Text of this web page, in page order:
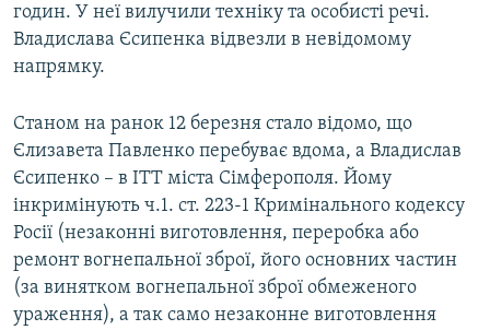
годин. У неї вилучили техніку та особисті речі.
Владислава Єсипенка відвезли в невідомому
напрямку.
Станом на ранок 12 березня стало відомо, що
Єлизавета Павленко перебуває вдома, а Владислав
Єсипенко – в ІТТ міста Сімферополя. Йому
інкримінують ч.1. ст. 223-1 Кримінального кодексу
Росії (незаконні виготовлення, переробка або
ремонт вогнепальної зброї, його основних частин
(за винятком вогнепальної зброї обмеженого
ураження), а так само незаконне виготовлення